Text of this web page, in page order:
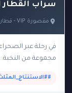
سراب القطار
مقصورة VIP - قطار الصحراء السريع
في رحلة عبر